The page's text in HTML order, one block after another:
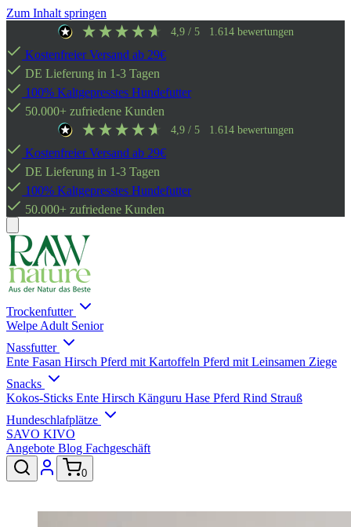
Zum Inhalt springen
4,9/ 5 1.614 bewertungen
Kostenfreier Versand ab 29€
DE Lieferung in 1-3 Tagen
100% Kaltgepresstes Hundefutter
50.000+ zufriedene Kunden
4,9/ 5 1.614 bewertungen
Kostenfreier Versand ab 29€
DE Lieferung in 1-3 Tagen
100% Kaltgepresstes Hundefutter
50.000+ zufriedene Kunden
Trockenfutter
Welpe Adult Senior
Nassfutter
Ente Fasan Hirsch Pferd mit Kartoffeln Pferd mit Leinsamen Ziege
Snacks
Kokos-Sticks Ente Hirsch Känguru Hase Pferd Rind Strauß
Hundeschlafplätze
SAVO KIVO
Angebote Blog Fachgeschäft
0